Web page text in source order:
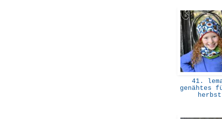
41.
genähtes